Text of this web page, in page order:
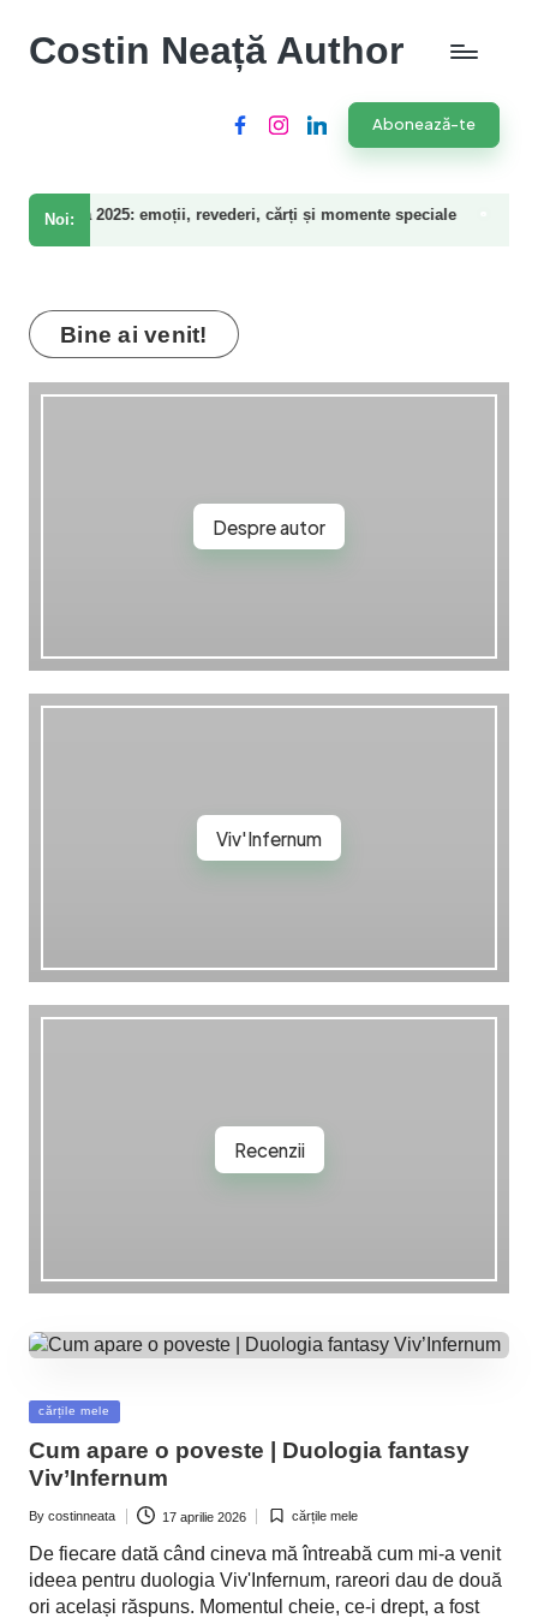
Costin Neață Author
FacebookInstagramLinkedIn Abonează-te
Noi:
emoții, revederi, cărți și momente speciale Volumul 2 al
Bine ai venit!
Despre autor
Viv'Infernum
Recenzii
Posted
in
cărțile mele
Cum apare o poveste | Duologia fantasy
Viv’Infernum
Posted
By costinneata 17 aprilie 2026
Postedcărțile mele
De fiecare dată când cineva mă întreabă cum mi-a venit
ideea pentru duologia Viv'Infernum, rareori dau de două
ori același răspuns. Momentul cheie, ce-i drept, a fost